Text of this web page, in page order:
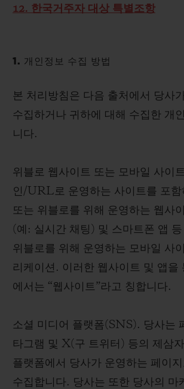
12. 한국거주자 대상 특별조항
1. 개인정보 수집 방법
본 처리방침은 다음 출처에서 당사
수집하거나 귀하에 대해 수집한 개
니다.
위블로 웹사이트 또는 모바일 사이
인/URL로 운영하는 사이트를 포함
또는 위블로를 위해 운영하는 웹사
(예: 실시간 채팅) 및 스마트폰 앱
위블로를 위해 운영하는 모바일 사
리케이션. 이러한 웹사이트 및 앱을
에서는 “웹사이트”라고 칭합니다.
소셜 미디어 플랫폼(SNS). 당사는
타그램 및 X(구 트위터) 등의 제삼
플랫폼에서 당사가 운영하는 페이
수집합니다. 당사는 또한 당사의 마